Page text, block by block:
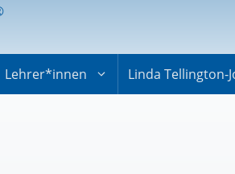
Lehrer*innen Linda Tellington-